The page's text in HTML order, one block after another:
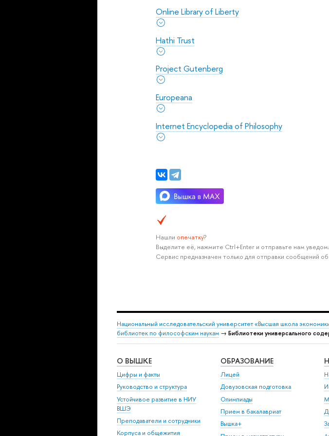
Online Library of Liberty
Hathi Trust
Project Gutenberg
Europeana
Internet Encyclopedia of Philosophy
Нашли опечатку?
Выделите её, нажмите Ctrl+Enter и отправьте нам
Сервис предназначен только для отправки сообщений
Национальный исследовательский университет «Высшая школа
библиотек по философским наукам → Библиотеки универсального
О ВЫШКЕ
Цифры и факты
Руководство и структура
Устойчивое развитие в НИУ
ВШЭ
Преподаватели и сотрудники
Корпуса и общежития
ОБРАЗОВАНИЕ
Лицей
Довузовская подготовка
Олимпиады
Прием в бакалавриат
Вышка+